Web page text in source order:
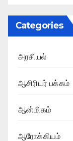
Categories
அரசியல்
ஆசிரியர் பக்கம்
ஆன்மிகம்
ஆரோக்கியம்